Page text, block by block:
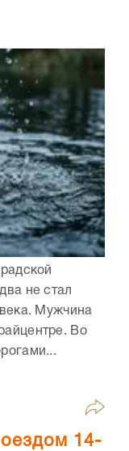
не стал
Мужчина
Во
14-